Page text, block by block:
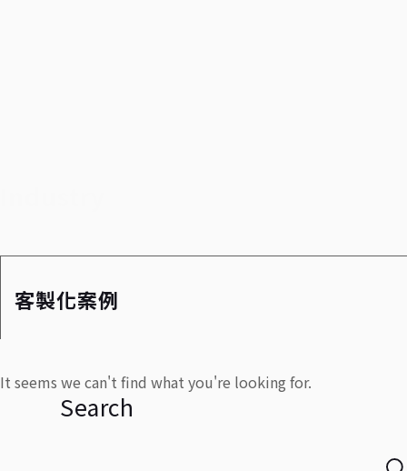
客製化案例
It seems we can't find what you're looking for.
Search